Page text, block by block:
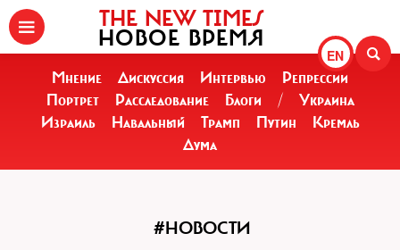
EN
THE NEW TIMES
НОВОЕ ВРЕМЯ
Мнение Дискуссия Интервью
Репрессии
Портрет
Расследование Блоги /
Украина
Израиль
Навальный Трамп Путин
Кремль
Дума
#НОВОСТИ